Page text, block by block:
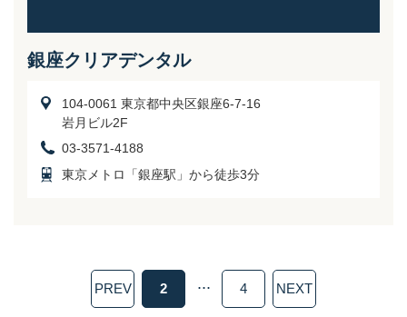
銀座クリアデンタル
104-0061 東京都中央区銀座6-7-16
岩月ビル2F
03-3571-4188
東京メトロ「銀座駅」から徒歩3分
PREV 2 ... NEXT
4